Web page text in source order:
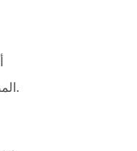
الكاميرا. ورغم أنها تبدو جذابة للعين المجردة، إلا أن رموز الـ QR المصممة بهذه الألوان تسجل معدلات فشل عالية جداً.